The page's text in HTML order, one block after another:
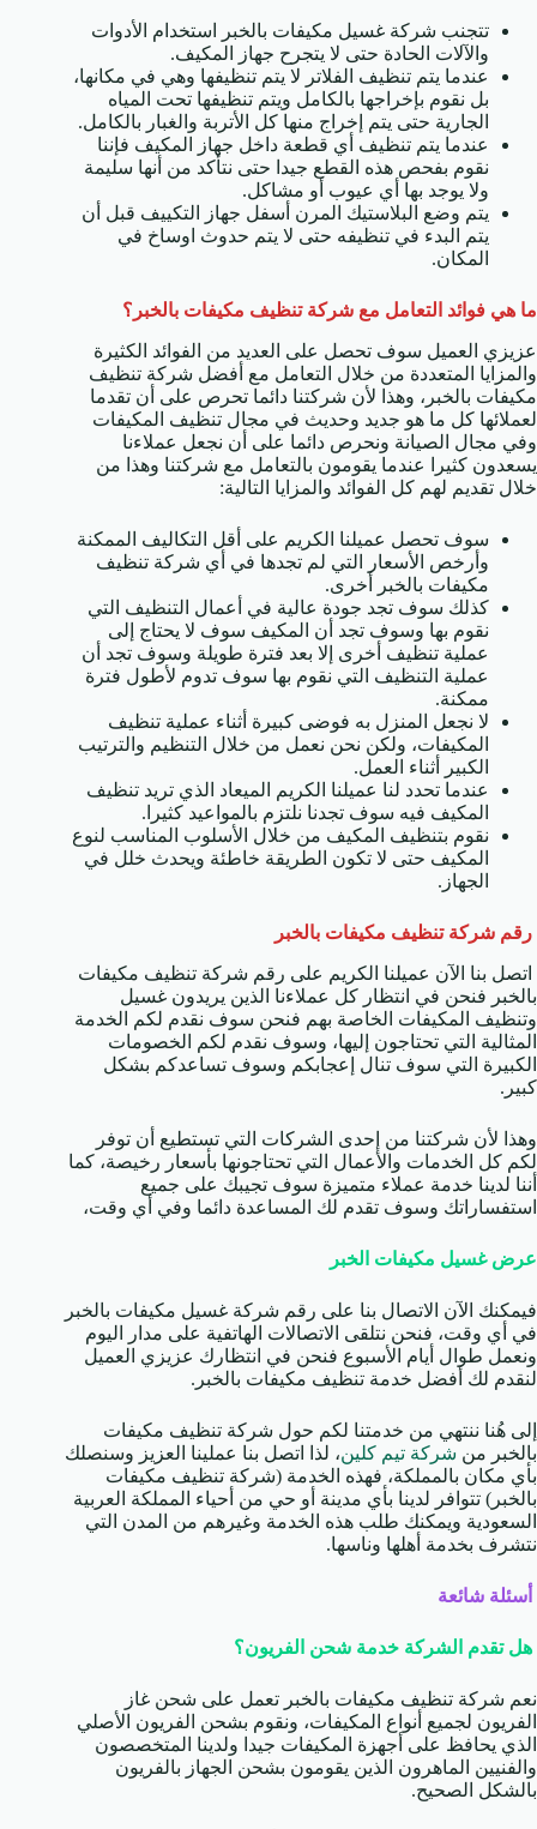
تتجنب شركة غسيل مكيفات بالخبر استخدام الأدوات
والآلات الحادة حتى لا يتجرح جهاز المكيف.
عندما يتم تنظيف الفلاتر لا يتم تنظيفها وهي في مكانها،
بل نقوم بإخراجها بالكامل ويتم تنظيفها تحت المياه
الجارية حتى يتم إخراج منها كل الأتربة والغبار بالكامل.
عندما يتم تنظيف أي قطعة داخل جهاز المكيف فإننا
نقوم بفحص هذه القطع جيدا حتى نتأكد من أنها سليمة
ولا يوجد بها أي عيوب أو مشاكل.
يتم وضع البلاستيك المرن أسفل جهاز التكييف قبل أن
يتم البدء في تنظيفه حتى لا يتم حدوث اوساخ في
المكان.
ما هي فوائد التعامل مع شركة تنظيف مكيفات بالخبر؟
عزيزي العميل سوف تحصل على العديد من الفوائد الكثيرة
والمزايا المتعددة من خلال التعامل مع أفضل شركة تنظيف
مكيفات بالخبر، وهذا لأن شركتنا دائما تحرص على أن تقدما
لعملائها كل ما هو جديد وحديث في مجال تنظيف المكيفات
وفي مجال الصيانة ونحرص دائما على أن نجعل عملاءنا
يسعدون كثيرا عندما يقومون بالتعامل مع شركتنا وهذا من
خلال تقديم لهم كل الفوائد والمزايا التالية:
سوف تحصل عميلنا الكريم على أقل التكاليف الممكنة
وأرخص الأسعار التي لم تجدها في أي شركة تنظيف
مكيفات بالخبر أخرى.
كذلك سوف تجد جودة عالية في أعمال التنظيف التي
نقوم بها وسوف تجد أن المكيف سوف لا يحتاج إلى
عملية تنظيف أخرى إلا بعد فترة طويلة وسوف تجد أن
عملية التنظيف التي نقوم بها سوف تدوم لأطول فترة
ممكنة.
لا نجعل المنزل به فوضى كبيرة أثناء عملية تنظيف
المكيفات، ولكن نحن نعمل من خلال التنظيم والترتيب
الكبير أثناء العمل.
عندما تحدد لنا عميلنا الكريم الميعاد الذي تريد تنظيف
المكيف فيه سوف تجدنا نلتزم بالمواعيد كثيرا.
نقوم بتنظيف المكيف من خلال الأسلوب المناسب لنوع
المكيف حتى لا تكون الطريقة خاطئة ويحدث خلل في
الجهاز.
رقم شركة تنظيف مكيفات بالخبر
اتصل بنا الآن عميلنا الكريم على رقم شركة تنظيف مكيفات
بالخبر فنحن في انتظار كل عملاءنا الذين يريدون غسيل
وتنظيف المكيفات الخاصة بهم فنحن سوف نقدم لكم الخدمة
المثالية التي تحتاجون إليها، وسوف نقدم لكم الخصومات
الكبيرة التي سوف تنال إعجابكم وسوف تساعدكم بشكل
كبير.
وهذا لأن شركتنا من إحدى الشركات التي تستطيع أن توفر
لكم كل الخدمات والأعمال التي تحتاجونها بأسعار رخيصة، كما
أننا لدينا خدمة عملاء متميزة سوف تجيبك على جميع
استفساراتك وسوف تقدم لك المساعدة دائما وفي أي وقت،
عرض غسيل مكيفات الخبر
فيمكنك الآن الاتصال بنا على رقم شركة غسيل مكيفات بالخبر
في أي وقت، فنحن نتلقى الاتصالات الهاتفية على مدار اليوم
ونعمل طوال أيام الأسبوع فنحن في انتظارك عزيزي العميل
لنقدم لك أفضل خدمة تنظيف مكيفات بالخبر.
إلى هُنا ننتهي من خدمتنا لكم حول شركة تنظيف مكيفات
بالخبر من شركة تيم كلين، لذا اتصل بنا عملينا العزيز وسنصلك
بأي مكان بالمملكة، فهذه الخدمة (شركة تنظيف مكيفات
بالخبر) تتوافر لدينا بأي مدينة أو حي من أحياء المملكة العربية
السعودية ويمكنك طلب هذه الخدمة وغيرهم من المدن التي
نتشرف بخدمة أهلها وناسها.
أسئلة شائعة
هل تقدم الشركة خدمة شحن الفريون؟
نعم شركة تنظيف مكيفات بالخبر تعمل على شحن غاز
الفريون لجميع أنواع المكيفات، ونقوم بشحن الفريون الأصلي
الذي يحافظ على أجهزة المكيفات جيدا ولدينا المتخصصون
والفنيين الماهرون الذين يقومون بشحن الجهاز بالفريون
بالشكل الصحيح.